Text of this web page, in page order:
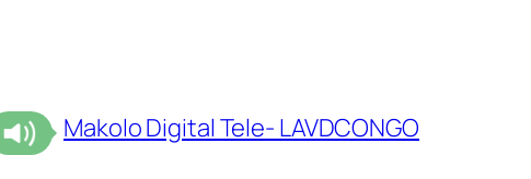
Makolo Digital Tele- LAVDCONGO